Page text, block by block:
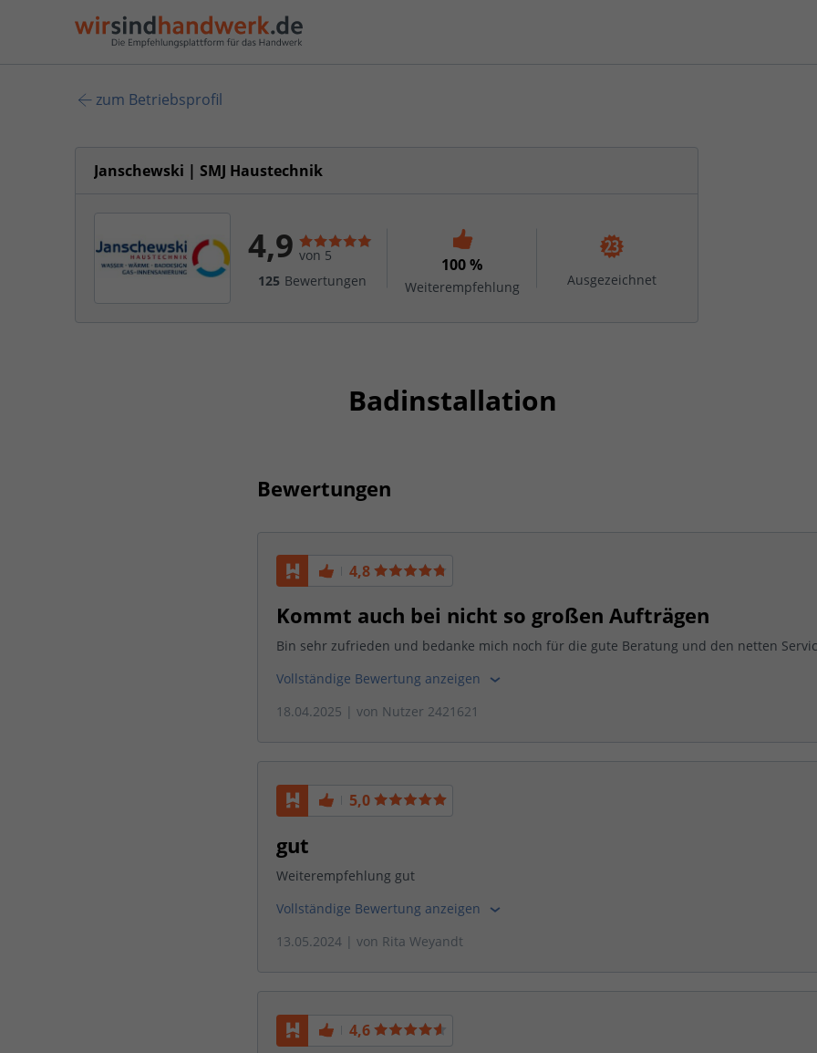
zum Betriebsprofil
Janschewski | SMJ Haustechnik
4,9 von 5
125 Bewertungen
100 %
Weiterempfehlung Ausgezeichnet
Badinstallation
Bewertungen
4,8
Kommt auch bei nicht so großen Aufträgen
Bin sehr zufrieden und bedanke mich noch für die gute Beratung und den netten
Vollständige Bewertung anzeigen
18.04.2025 | von Nutzer 2421621
5,0
gut
Weiterempfehlung gut
Vollständige Bewertung anzeigen
13.05.2024 | von Rita Weyandt
4,6